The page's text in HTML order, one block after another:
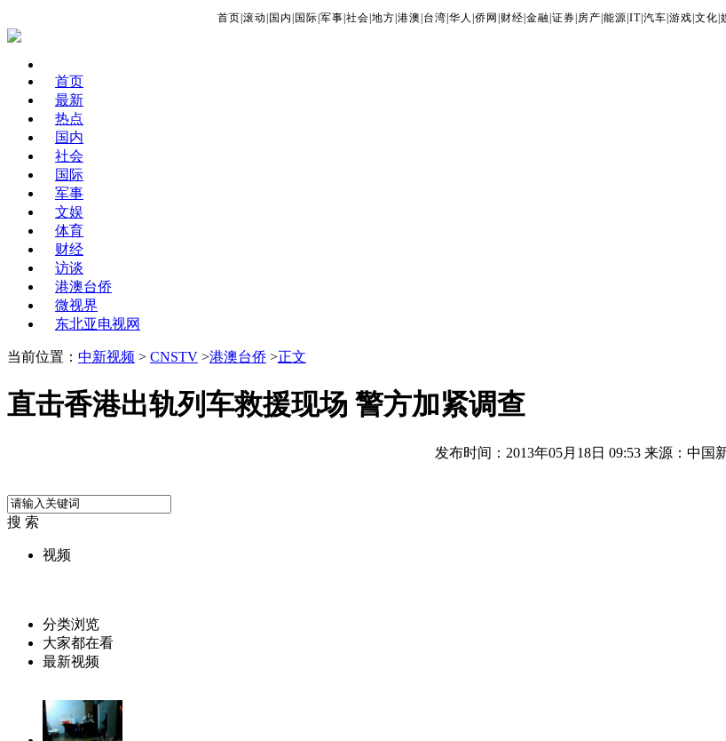
首页 滚动 国内 国际 军事 社会 地方 港澳 台湾 华人 侨网 财经 金融 证券 房产 能源 IT| 汽车 游戏 文化
首页
最新
热点
国内
社会
国际
军事
文娱
体育
财经
访谈
港澳台侨
微视界
东北亚电视网
当前位置： 中新视频 > CNSTV >港澳台侨 >正文
直击香港出轨列车救援现场 警方加紧调查
发布时间：2013年05月18日 09:53 来源：中国
搜 索
视频
分类浏览
大家都在看
最新视频